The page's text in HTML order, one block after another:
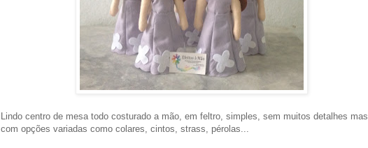
Lindo centro de mesa todo costurado a mão, em feltro, simples, sem muitos detalhes mas
com opções variadas como colares, cintos, strass, pérolas...